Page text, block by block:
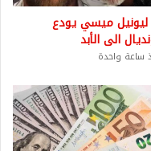
ليونيل ميسي يودع
الى الأبد
ساعة واحدة